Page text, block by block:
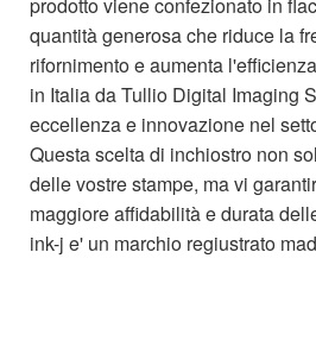
prodotto viene confezionato in
quantità generosa che riduce la
rifornimento e aumenta
in Italia da Tullio Digital Imaging
eccellenza e innovazione nel
Questa scelta di inchiostro non
delle vostre stampe, ma vi
maggiore affidabilità e durata
ink-j e' un marchio regiustrato